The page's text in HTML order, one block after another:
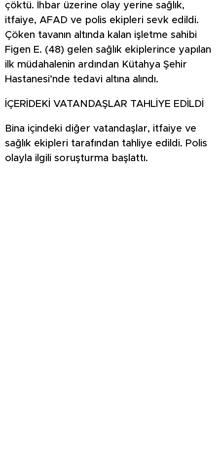
çöktü. İhbar üzerine olay yerine sağlık,
itfaiye, AFAD ve polis ekipleri sevk edildi.
Çöken tavanın altında kalan işletme sahibi
Figen E. (48) gelen sağlık ekiplerince yapılan
ilk müdahalenin ardından Kütahya Şehir
Hastanesi’nde tedavi altına alındı.
İÇERİDEKİ VATANDAŞLAR TAHLİYE EDİLDİ
Bina içindeki diğer vatandaşlar, itfaiye ve
sağlık ekipleri tarafından tahliye edildi. Polis
olayla ilgili soruşturma başlattı.